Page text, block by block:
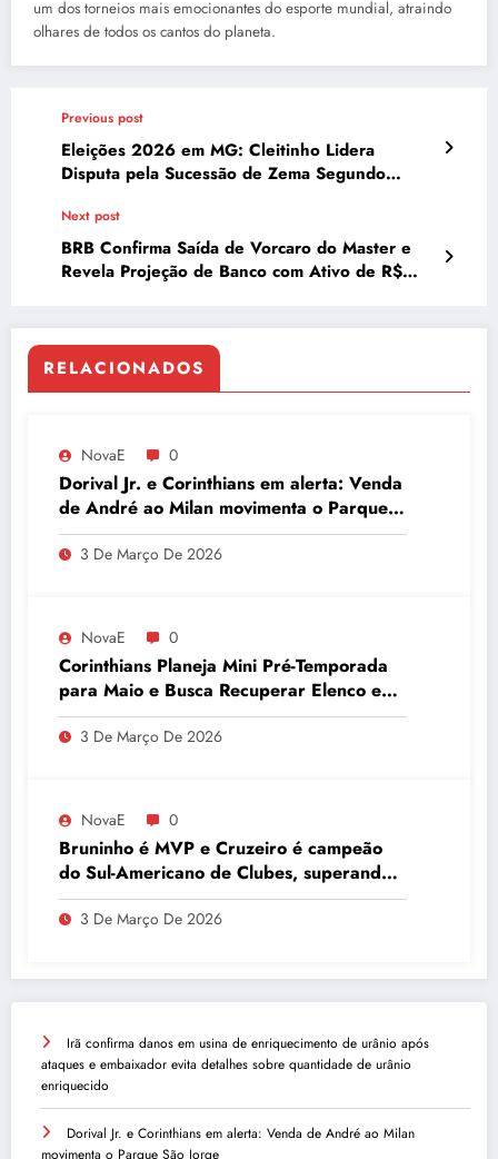
um dos torneios mais emocionantes do esporte mundial, atraindo
olhares de todos os cantos do planeta.
Previous post
Eleições 2026 em MG: Cleitinho Lidera
Disputa pela Sucessão de Zema Segundo
Next post
BRB Confirma Saída de Vorcaro do Master e
Revela Projeção de Banco com Ativo de R$
RELACIONADOS
NovaE 0
Dorival Jr. e Corinthians em alerta: Venda
de André ao Milan movimenta o Parque
São Jorge
3 De Março De 2026
NovaE 0
Corinthians Planeja Mini Pré-Temporada
para Maio e Busca Recuperar Elenco e
Desempenho
3 De Março De 2026
NovaE 0
Bruninho é MVP e Cruzeiro é campeão
do Sul-Americano de Clubes, superando
Campinas
3 De Março De 2026
Irã confirma danos em usina de enriquecimento de urânio após
ataques e embaixador evita detalhes sobre quantidade de urânio
enriquecido
Dorival Jr. e Corinthians em alerta: Venda de André ao Milan
movimenta o Parque São Jorge